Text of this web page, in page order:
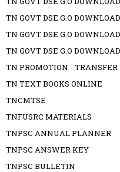
TN GOVT DSE G.O
TN GOVT DSE G.O
TN GOVT DSE G.O
TN PROMOTION - TRANSFER
TN TEXT BOOKS ONLINE
TNCMTSE
TNFUSRC MATERIALS
TNPSC ANNUAL PLANNER
TNPSC ANSWER KEY
TNPSC BULLETIN